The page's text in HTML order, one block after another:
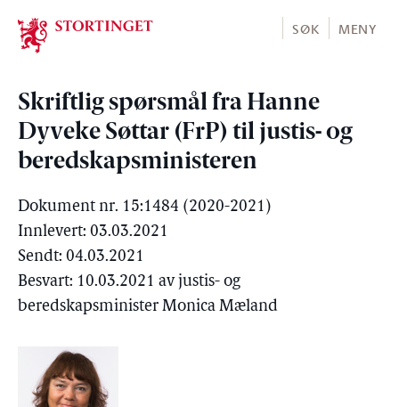
Stortinget.no
SØK MENY
Skriftlig spørsmål fra Hanne
Dyveke Søttar (FrP) til justis- og
beredskapsministeren
Dokument nr. 15:1484 (2020-2021)
Innlevert: 03.03.2021
Sendt: 04.03.2021
Besvart: 10.03.2021 av justis- og
beredskapsminister Monica Mæland